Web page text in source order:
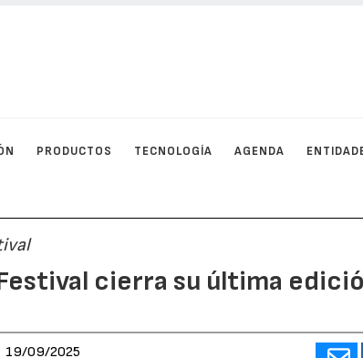
PRODUCTOS TECNOLOGÍA AGENDA
cierra su última
19/09/2025